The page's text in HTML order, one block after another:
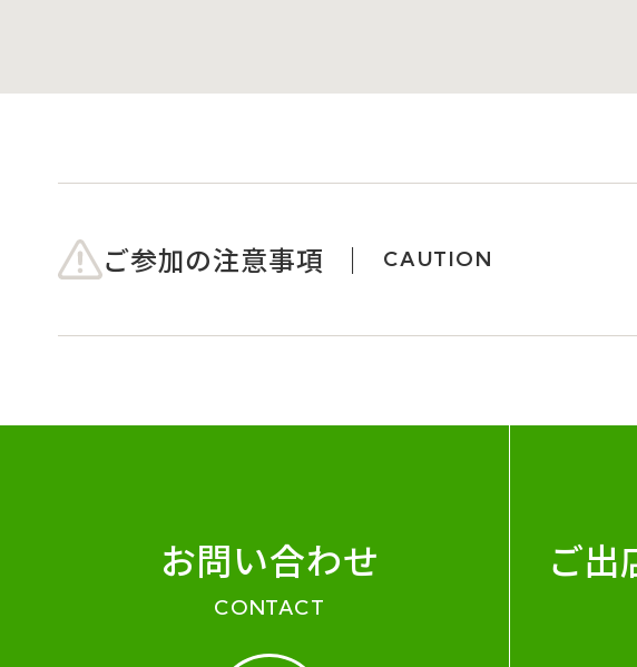
ご参加の注意事項 CAUTION
お問い合わせ
CONTACT
ご出